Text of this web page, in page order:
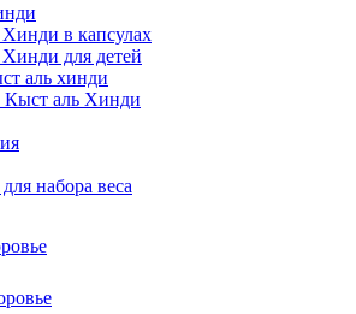
в капсулах
для детей
аль хинди
аль Хинди
набора веса